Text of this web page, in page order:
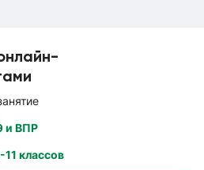
и ВПР
11 классов